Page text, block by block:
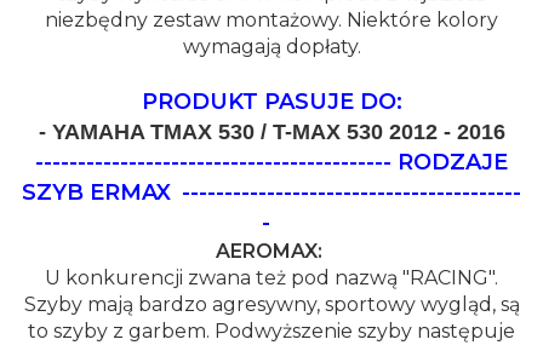
niezbędny zestaw montażowy. Niektóre kolory
wymagają dopłaty.
PRODUKT PASUJE DO:
- YAMAHA TMAX 530 / T-MAX 530 2012 - 2016
------------------------------------------ RODZAJE
SZYB ERMAX ----------------------------------------
-
AEROMAX:
U konkurencji zwana też pod nazwą "RACING".
Szyby mają bardzo agresywny, sportowy wygląd, są
to szyby z garbem. Podwyższenie szyby następuje